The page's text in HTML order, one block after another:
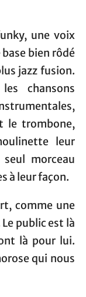
une voix
bien rôdé
jazz fusion.
chansons
le trombone,
leur
morceau
à leur façon.
comme une
public est là
là pour lui.
qui nous